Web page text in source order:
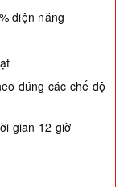
điện năng
đúng các chế độ
gian 12 giờ